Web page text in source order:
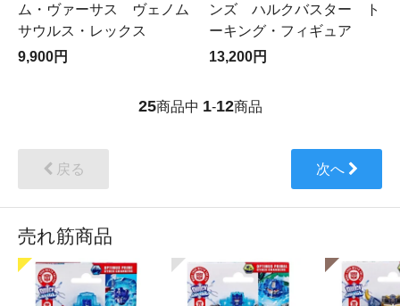
ム・ヴァーサス ヴェノム
サウルス・レックス
9,900円
ンズ ハルクバスター ト
ーキング・フィギュア
13,200円
25商品中 1-12商品
戻る 次へ
売れ筋商品